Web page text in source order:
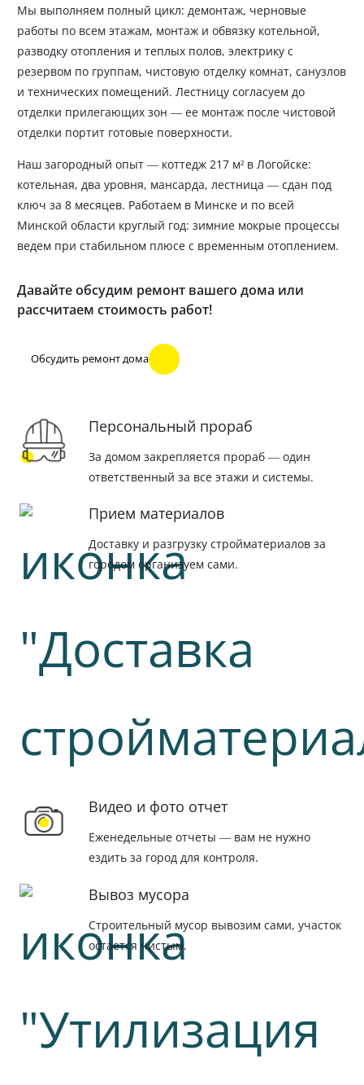
Мы выполняем полный цикл: демонтаж, черновые
работы по всем этажам, монтаж и обвязку котельной,
разводку отопления и теплых полов, электрику с
резервом по группам, чистовую отделку комнат, санузлов
и технических помещений. Лестницу согласуем до
отделки прилегающих зон — ее монтаж после чистовой
отделки портит готовые поверхности.
Наш загородный опыт — коттедж 217 м² в Логойске:
котельная, два уровня, мансарда, лестница — сдан под
ключ за 8 месяцев. Работаем в Минске и по всей
Минской области круглый год: зимние мокрые процессы
ведем при стабильном плюсе с временным отоплением.
Давайте обсудим ремонт вашего дома или
рассчитаем стоимость работ!
Обсудить ремонт дома
Персональный прораб
За домом закрепляется прораб — один
ответственный за все этажи и системы.
Прием материалов
Доставку и разгрузку стройматериалов за
городом организуем сами.
Видео и фото отчет
Еженедельные отчеты — вам не нужно
ездить за город для контроля.
Вывоз мусора
Строительный мусор вывозим сами, участок
остается чистым.